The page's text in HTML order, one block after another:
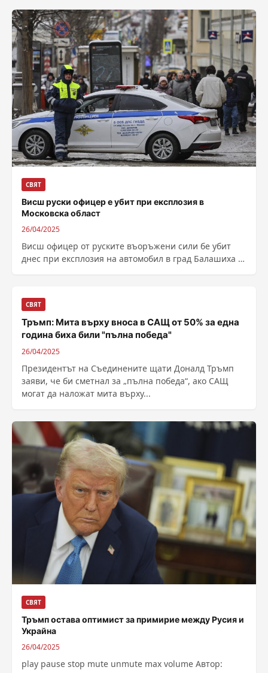
улицата...
СВЯТ
Висш руски офицер е убит при експлозия в
Московска област
26/04/2025
Висш офицер от руските въоръжени сили бе убит
днес при експлозия на автомобил в град Балашиха в
СВЯТ
Тръмп: Мита върху вноса в САЩ от 50% за една
година биха били "пълна победа"
26/04/2025
Президентът на Съединените щати Доналд Тръмп
заяви, че би сметнал за „пълна победа“, ако САЩ
могат да наложат мита върху...
СВЯТ
Тръмп остава оптимист за примирие между Русия и
Украйна
26/04/2025
play pause stop mute unmute max volume Автор: